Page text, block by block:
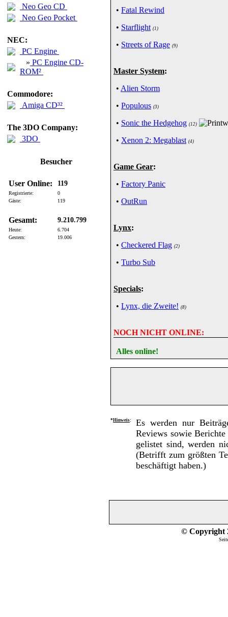
Neo Geo CD
Neo Geo Pocket
NEC:
PC Engine
» PC Engine CD-
ROM²
Commodore:
Amiga CD³²
The 3DO Company:
3DO
Besucher
User Online: 119
Registrierte:
0
Gäste:
119
Gesamt: 9.210.799
Heute:
6.704
Gestern:
19.006
• Fatal Rewind
• Starflight (1)
• Streets of Rage (9)
Master System:
• Alien Storm
• Populous (3)
• Sonic the Hedgehog (12)
• Xenon 2: Megablast (4)
Game Gear:
• Factory Panic
• OutRun
Lynx:
• Checkered Flag (2)
• Turbo Sub
Specials:
• Lynx, die Zweite! (8)
NOCH NICHT ONLINE:
Alles online!
*Hinweis:
Es werden nur
Reviews sowie
gelistet sind, werden
(Betrifft zum größten
beschäftigt haben.)
© Copyright